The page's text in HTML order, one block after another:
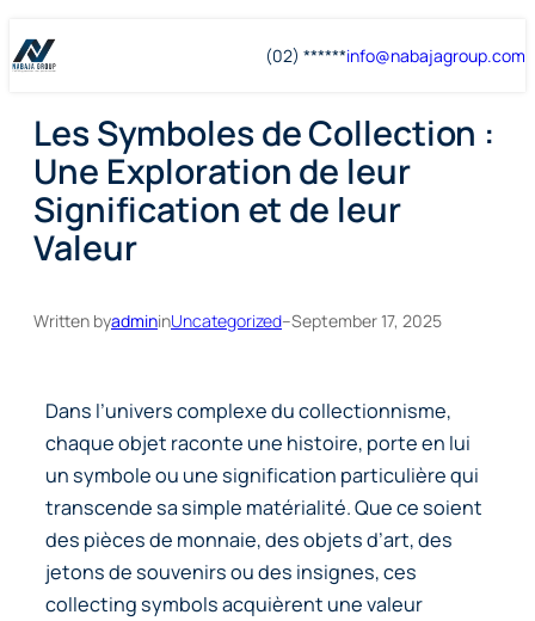
Skip
to
Skip
to
(02) ******info@nabajagroup.com
Les Symboles de Collection :
Une Exploration de leur
Signification et de leur
Valeur
Written byadmininUncategorized–September 17, 2025
Dans l’univers complexe du collectionnisme,
chaque objet raconte une histoire, porte en lui
un symbole ou une signification particulière qui
transcende sa simple matérialité. Que ce soient
des pièces de monnaie, des objets d’art, des
jetons de souvenirs ou des insignes, ces
collecting symbolsacquièrent une valeur